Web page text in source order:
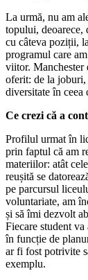
La urmă, nu am
topului,
cu câteva poziții,
programul care
viitor. Manchester
oferit: de la joburi,
diversitate în ceea
Ce crezi că a
Profilul urmat în
prin faptul că am
materiilor: atât
reușită se
pe parcursul
voluntariate, am
și să îmi dezvolt
Fiecare student
în funcție de
ar fi fost potrivite
exemplu.